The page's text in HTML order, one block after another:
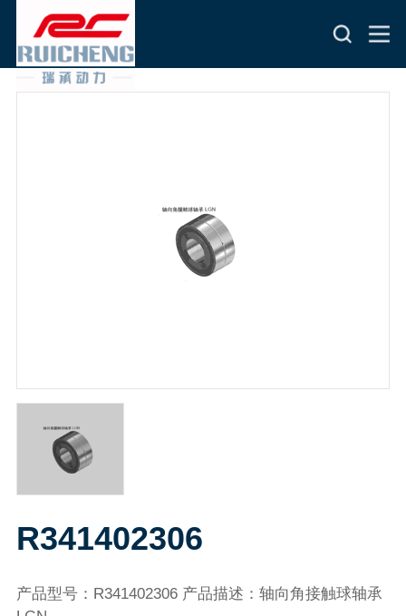
R341402306
产品型号：R341402306 产品描述：轴向角接触球轴承